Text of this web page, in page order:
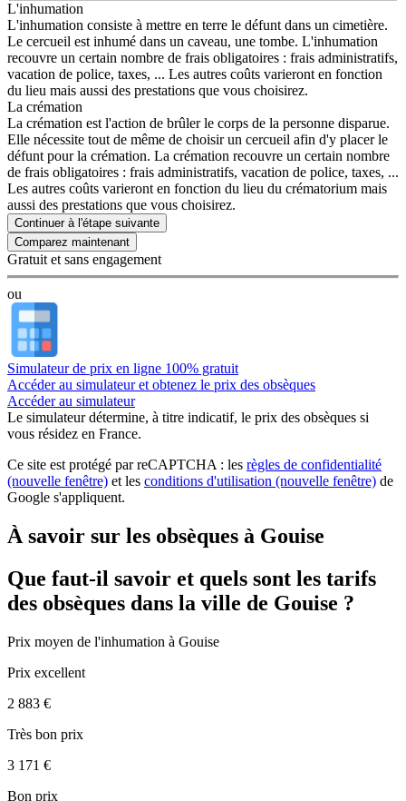
L'inhumation
L'inhumation consiste à mettre en terre le défunt dans un cimetière.
Le cercueil est inhumé dans un caveau, une tombe. L'inhumation
recouvre un certain nombre de frais obligatoires : frais administratifs,
vacation de police, taxes, ... Les autres coûts varieront en fonction
du lieu mais aussi des prestations que vous choisirez.
La crémation
La crémation est l'action de brûler le corps de la personne disparue.
Elle nécessite tout de même de choisir un cercueil afin d'y placer le
défunt pour la crémation. La crémation recouvre un certain nombre
de frais obligatoires : frais administratifs, vacation de police, taxes, ...
Les autres coûts varieront en fonction du lieu du crématorium mais
aussi des prestations que vous choisirez.
Continuer à l'étape suivante
Gratuit et sans engagement
ou
Simulateur de prix en ligne 100% gratuit
Accéder au simulateur et obtenez le prix des obsèques
Accéder au simulateur
Le simulateurdétermine, à titre indicatif, le prix des obsèques si
vous résidez en France.
Ce site est protégé par reCAPTCHA : les règles de confidentialité
(nouvelle fenêtre) et les conditions d'utilisation (nouvelle fenêtre) de
Google s'appliquent.
À savoir sur les obsèques à Gouise
Que faut-il savoir et quels sont les tarifs
des obsèques dans la ville de Gouise ?
Prix moyen de l'inhumation à Gouise
Prix excellent
2 883 €
Très bon prix
3 171 €
Bon prix